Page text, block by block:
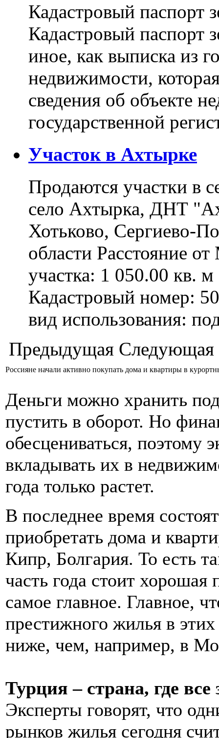
Кадастровый паспорт
Кадастровый паспорт
иное, как выписка из
недвижимости,
сведения об объекте
государственной
Участок в Ахтырке
Продаются участки в
село Ахтырка, ДНТ
Хотьково, Сергиево-
области Расстояние
участка: 1 050.00 кв.
Кадастровый номер:
вид использования:
Предыдущая Следующая
Россияне начали активно покупать дома и квартиры в
Деньги можно хранить
пустить в оборот. Но
обесцениваться, поэтому
вкладывать их в
года только растет.
В последнее время
приобретать дома и
Кипр, Болгария. То есть
часть года стоит
самое главное. Главное,
престижного жилья в
ниже, чем, например, в
Турция – страна, где все
Эксперты говорят, что
рынков жилья сегодня